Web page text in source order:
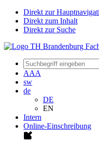
Direkt zur
Direkt zum Inhalt
Direkt zur Suche
AAA
sw
de
DE
EN
Intern
Online-Einschreibung